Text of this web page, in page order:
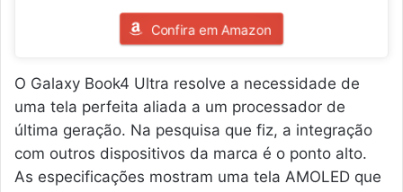
Confira em Amazon
O Galaxy Book4 Ultra resolve a necessidade de
uma tela perfeita aliada a um processador de
última geração. Na pesquisa que fiz, a integração
com outros dispositivos da marca é o ponto alto.
As especificações mostram uma tela AMOLED que